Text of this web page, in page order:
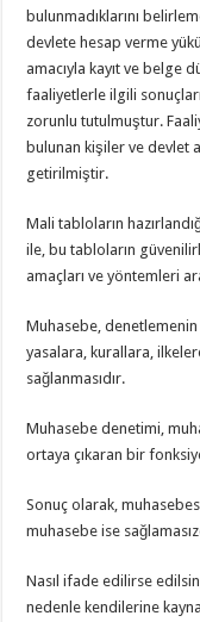
bulunmadıklarını
devlete hesap verme
amacıyla kayıt ve belge
faaliyetlerle ilgili
zorunlu tutulmuştur.
bulunan kişiler ve devlet
getirilmiştir.
Mali tabloların
ile, bu tabloların
amaçları ve yöntemleri
Muhasebe,
yasalara, kurallara,
sağlanmasıdır.
Muhasebe denetimi,
ortaya çıkaran bir
Sonuç olarak,
muhasebe ise
Nasıl ifade edilirse
nedenle kendilerine